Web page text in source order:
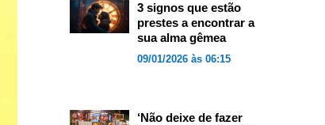
3 signos que estão
prestes a encontrar a
sua alma gêmea
09/01/2026 às 06:15
‘Não deixe de fazer